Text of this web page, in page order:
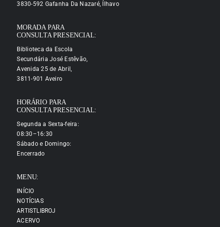
3830-592 Gafanha Da Nazaré, Ílhavo
MORADA PARA
CONSULTA PRESENCIAL:
Biblioteca da Escola
Secundária José Estêvão,
Avenida 25 de Abril,
3811-901 Aveiro
HORÁRIO PARA
CONSULTA PRESENCIAL:
Segunda a Sexta-feira:
08:30–16:30
Sábado e Domingo:
Encerrado
MENU:
INÍCIO
NOTÍCIAS
ARTISTLIBROJ
ACERVO